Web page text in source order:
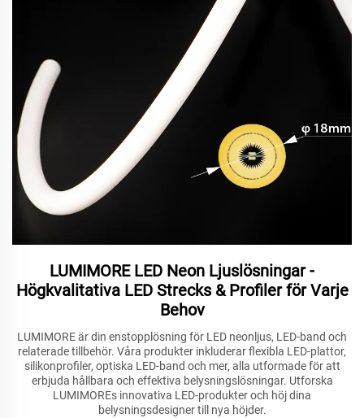
LUMIMORE LED Neon Ljuslösningar -
Högkvalitativa LED Strecks & Profiler för Varje
Behov
LUMIMORE är din enstopplösning för LED neonljus, LED-band och
relaterade tillbehör. Våra produkter inkluderar flexibla LED-plattor,
silikonprofiler, optiska LED-band och mer, alla utformade för att
erbjuda hållbara och effektiva belysningslösningar. Utforska
LUMIMOREs innovativa LED-produkter och höj dina
belysningsdesigner till nya höjder.